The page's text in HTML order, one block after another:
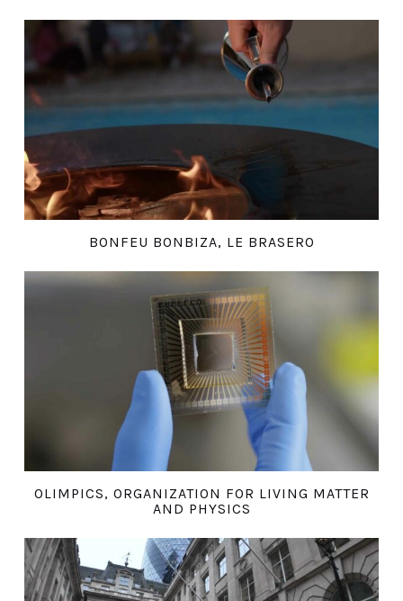
BONFEU BONBIZA, LE BRASERO
OLIMPICS, ORGANIZATION FOR LIVING MATTER
AND PHYSICS